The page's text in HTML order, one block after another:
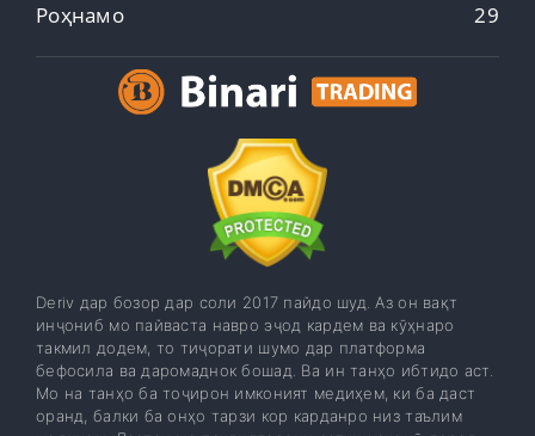
Роҳнамо 29
Deriv дар бозор дар соли 2017 пайдо шуд. Аз он вақт
инҷониб мо пайваста навро эҷод кардем ва кӯҳнаро
такмил додем, то тиҷорати шумо дар платформа
бефосила ва даромаднок бошад. Ва ин танҳо ибтидо аст.
Мо на танҳо ба тоҷирон имконият медиҳем, ки ба даст
оранд, балки ба онҳо тарзи кор карданро низ таълим